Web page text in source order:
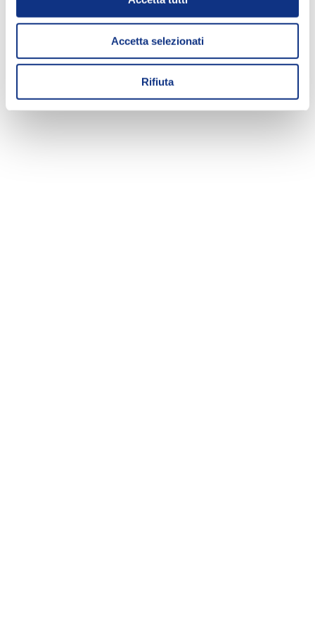
Accetta selezionati
Rifiuta